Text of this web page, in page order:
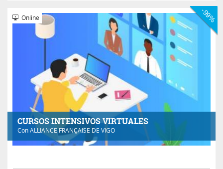
CURSOS INTENSIVOS VIRTUALES
ConALLIANCE FRANÇAISE DE VIGO
Online -99%